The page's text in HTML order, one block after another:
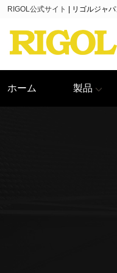
RIGOL公式サイト リゴルジャ
ホーム 製品